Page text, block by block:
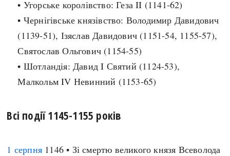
Азія
Америка
А(нта)рктика
Африка
Європа
Популярні статті
Всі статті
Визначальні події
#Хештеги
Автори
• Угорське королівство: Геза II (1141-62)
• Чернігівське князівство: Володимир Давидович
(1139-51), Ізяслав Давидович (1151-54, 1155-57),
Святослав Ольгович (1154-55)
• Шотландія: Давид I Святий (1124-53),
Малкольм IV Невинний (1153-65)
Всі події 1145-1155 років
1 серпня 1146 • Зі смертю великого князя Всеволода